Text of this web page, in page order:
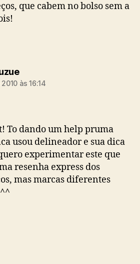
que cabem no bolso sem a
diz:
às 16:14
To dando um help pruma
usou delineador e sua dica
experimentar este que
resenha express dos
mas marcas diferentes